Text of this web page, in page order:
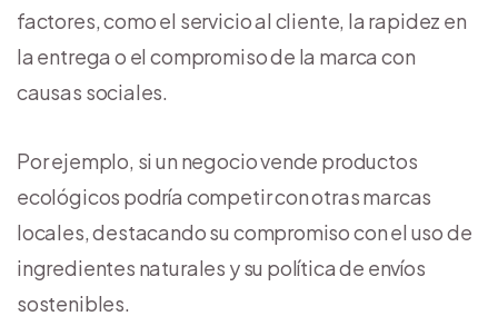
factores, como el servicio al cliente, la rapidez en
la entrega o el compromiso de la marca con
causas sociales.
Por ejemplo, si un negocio vende productos
ecológicos podría competir con otras marcas
locales, destacando su compromiso con el uso de
ingredientes naturales y su política de envíos
sostenibles.